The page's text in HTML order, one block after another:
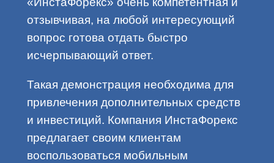
отзывчивая, на любой интересующий
вопрос готова отдать быстро
исчерпывающий ответ.
Такая демонстрация необходима для
привлечения дополнительных средств
и инвестиций. Компания ИнстаФорекс
предлагает своим клиентам
воспользоваться мобильным